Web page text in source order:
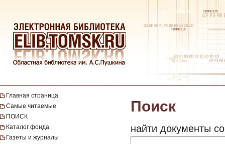
Главная страница
Самые читаемые
ПОИСК
Каталог фонда
Газеты и журналы
Поиск
найти документы